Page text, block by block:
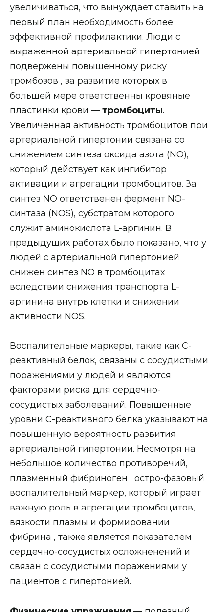
увеличиваться, что вынуждает ставить на
первый план необходимость более
эффективной профилактики. Люди с
выраженной артериальной гипертонией
подвержены повышенному риску
тромбозов , за развитие которых в
большей мере ответственны кровяные
пластинки крови — тромбоциты.
Увеличенная активность тромбоцитов при
артериальной гипертонии связана со
снижением синтеза оксида азота (NO),
который действует как ингибитор
активации и агрегации тромбоцитов. За
синтез NO ответственен фермент NO-
синтаза (NOS), субстратом которого
служит аминокислота L-аргинин. В
предыдущих работах было показано, что у
людей с артериальной гипертонией
снижен синтез NO в тромбоцитах
вследствии снижения транспорта L-
аргинина внутрь клетки и снижении
активности NOS.
Воспалительные маркеры, такие как C-
реактивный белок, связаны с сосудистыми
поражениями у людей и являются
факторами риска для сердечно-
сосудистых заболеваний. Повышенные
уровни С-реактивного белка указывают на
повышенную вероятность развития
артериальной гипертонии. Несмотря на
небольшое количество противоречий,
плазменный фибриноген , остро-фазовый
воспалительный маркер, который играет
важную роль в агрегации тромбоцитов,
вязкости плазмы и формировании
фибрина , также является показателем
сердечно-сосудистых осложненений и
связан с сосудистыми поражениями у
пациентов с гипертонией.